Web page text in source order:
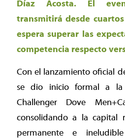
Díaz Acosta. El
transmitirá desde
espera superar las
competencia respecto
Con el lanzamiento oficial
se dio inicio formal a la
Challenger Dove
consolidando a la capital
permanente e